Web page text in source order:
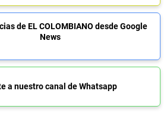
de EL COLOMBIANO desde Google
News
a nuestro canal de Whatsapp